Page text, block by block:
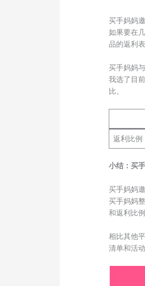
买手妈妈
如果要在
品的返利
买手妈妈
我选了目
比。
返利比例
小结：买
买手妈妈
买手妈妈
和返利比
相比其他
清单和活